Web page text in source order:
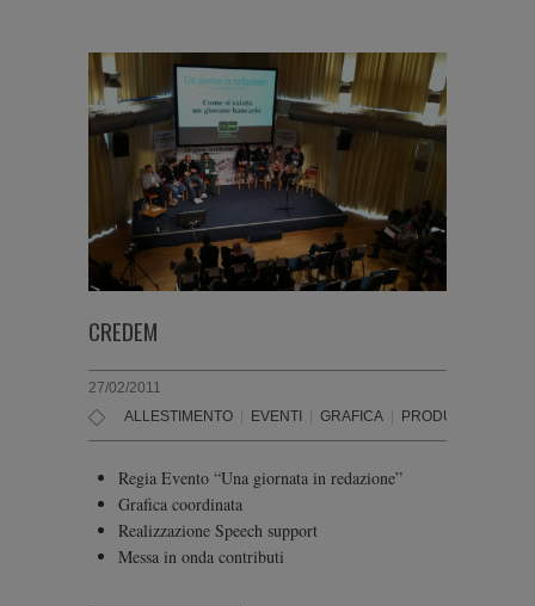
CREDEM
27/02/2011
ALLESTIMENTO
EVENTI GRAFICA PRODUZIONE
Regia Evento “Una giornata in redazione”
Grafica coordinata
Realizzazione Speech support
Messa in onda contributi